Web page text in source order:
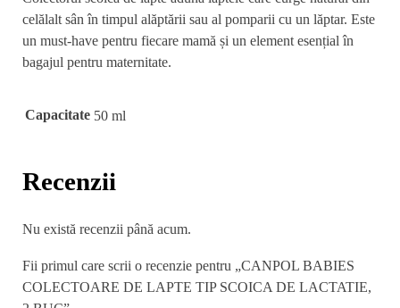
celălalt sân în timpul alăptării sau al pomparii cu un lăptar. Este
un must-have pentru fiecare mamă și un element esențial în
bagajul pentru maternitate.
Capacitate 50 ml
Recenzii
Nu există recenzii până acum.
Fii primul care scrii o recenzie pentru „CANPOL BABIES
COLECTOARE DE LAPTE TIP SCOICA DE LACTATIE,